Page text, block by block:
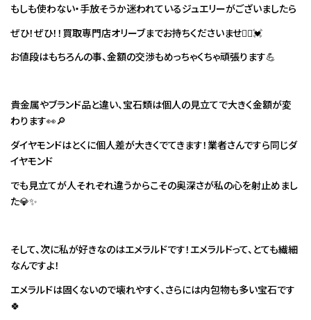
もしも使わない・手放そうか迷われているジュエリーがございましたら
ぜひ！ぜひ！！買取専門店オリーブまでお持ちくださいませ🙇‍♀️💓
お値段はもちろんの事、金額の交渉もめっちゃくちゃ頑張ります💪
貴金属やブランド品と違い、宝石類は個人の見立てで大きく金額が変
わります👀🔎
ダイヤモンドはとくに個人差が大きくでてきます！業者さんですら同じダ
イヤモンド
でも見立てが人それぞれ違うからこその奥深さが私の心を射止めまし
た💎✨
そして、次に私が好きなのはエメラルドです！エメラルドって、とても繊細
なんですよ！
エメラルドは固くないので壊れやすく、さらには内包物も多い宝石です
🍀